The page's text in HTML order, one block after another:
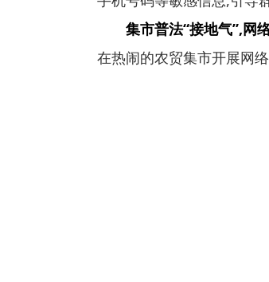
集市普法“接地气”,网
在热闹的农贸集市开展网